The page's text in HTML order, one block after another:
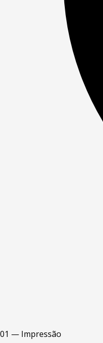
01 — Impressão